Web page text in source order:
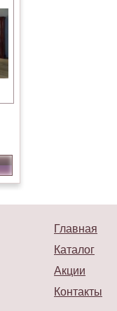
Главная
Каталог
Акции
Контакты